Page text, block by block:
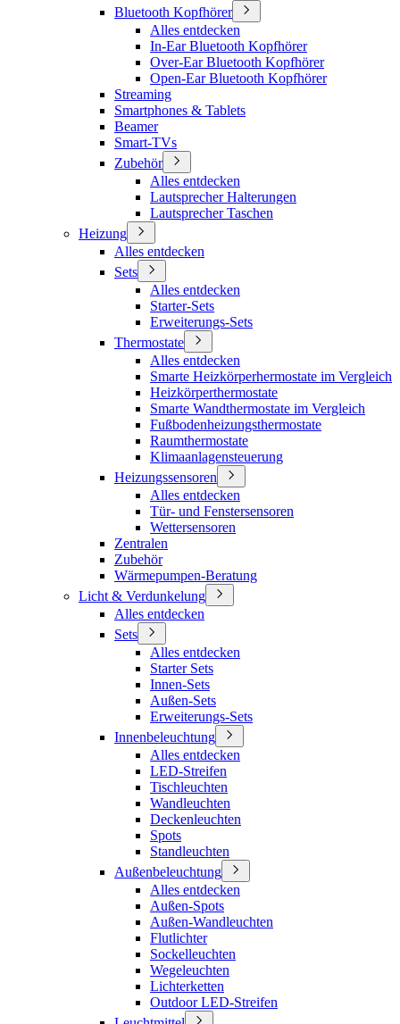
Bluetooth Kopfhörer
Alles entdecken
In-Ear Bluetooth Kopfhörer
Over-Ear Bluetooth Kopfhörer
Open-Ear Bluetooth Kopfhörer
Streaming
Smartphones & Tablets
Beamer
Smart-TVs
Zubehör
Alles entdecken
Lautsprecher Halterungen
Lautsprecher Taschen
Heizung
Alles entdecken
Sets
Alles entdecken
Starter-Sets
Erweiterungs-Sets
Thermostate
Alles entdecken
Smarte Heizkörperhermostate im Vergleich
Heizkörperthermostate
Smarte Wandthermostate im Vergleich
Fußbodenheizungsthermostate
Raumthermostate
Klimaanlagensteuerung
Heizungssensoren
Alles entdecken
Tür- und Fenstersensoren
Wettersensoren
Zentralen
Zubehör
Wärmepumpen-Beratung
Licht & Verdunkelung
Alles entdecken
Sets
Alles entdecken
Starter Sets
Innen-Sets
Außen-Sets
Erweiterungs-Sets
Innenbeleuchtung
Alles entdecken
LED-Streifen
Tischleuchten
Wandleuchten
Deckenleuchten
Spots
Standleuchten
Außenbeleuchtung
Alles entdecken
Außen-Spots
Außen-Wandleuchten
Flutlichter
Sockelleuchten
Wegeleuchten
Lichterketten
Outdoor LED-Streifen